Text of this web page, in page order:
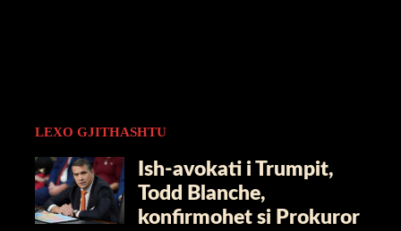
LEXO GJITHASHTU
Ish-avokati i Trumpit,
Todd Blanche,
konfirmohet si Prokuror